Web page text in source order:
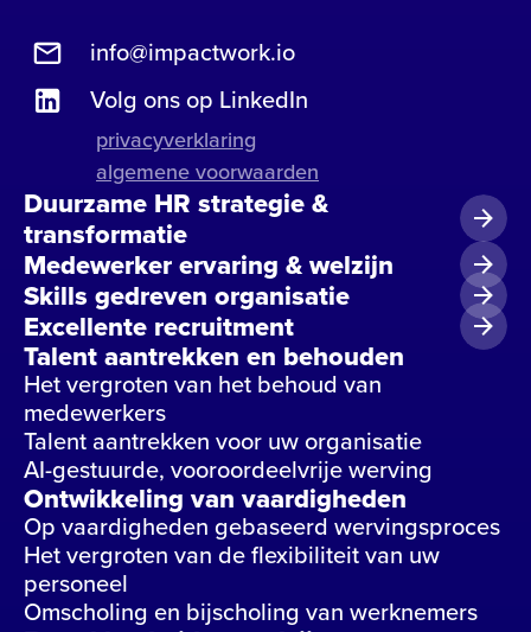
info@impactwork.io
Volg ons op LinkedIn
privacyverklaring
algemene voorwaarden
Duurzame HR strategie &
transformatie
Medewerker ervaring & welzijn
Skills gedreven organisatie
Excellente recruitment
Talent aantrekken en behouden
Het vergroten van het behoud van
medewerkers
Talent aantrekken voor uw organisatie
AI-gestuurde, vooroordeelvrije werving
Ontwikkeling van vaardigheden
Op vaardigheden gebaseerd wervingsproces
Het vergroten van de flexibiliteit van uw
personeel
Omscholing en bijscholing van werknemers